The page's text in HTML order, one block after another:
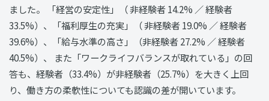
ました。 「経営の安定性」（ 非経験者 14.2% ／ 経験者
33.5%）、「福利厚生の充実」（ 非経験者 19.0% ／ 経験者
39.6%）、「給与水準の高さ」（非経験者 27.2% ／ 経験者
40.5%）、 また「ワークライフバランスが取れている」の回
答も、経験者（33.4%）が非経験者（25.7%）を大きく上回
り、働き方の柔軟性についても認識の差が開いています。